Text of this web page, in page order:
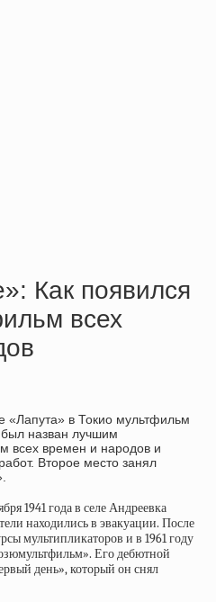
Как появился
всех
в Токио мультфильм
назван лучшим
всех времен и народов и
Второе место занял
1941 года в селе Андреевка
находились в эвакуации. После
мультипликаторов и в 1961 году
Его дебютной
день», который он снял